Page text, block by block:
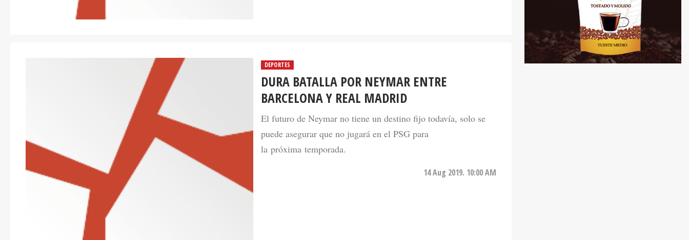
DEPORTES
DURA BATALLA POR NEYMAR ENTRE
BARCELONA Y REAL MADRID
El futuro de Neymar no tiene un destino fijo todavía, solo se
puede asegurar que no jugará en el PSG para
la próxima temporada.
14 Aug 2019. 10:00 AM